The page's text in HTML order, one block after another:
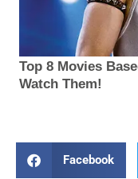
Facebook